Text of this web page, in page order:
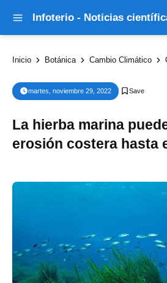
Inicio Botánica Cambio Climático
martes, noviembre 29, 2022
La hierba marina
erosión costera hasta